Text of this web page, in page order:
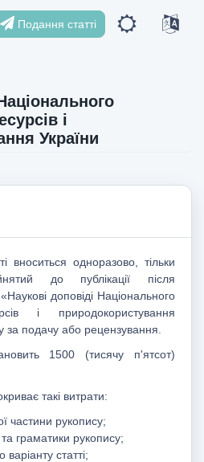
Подання статті
і
України
вноситься одноразово, тільки
до публікації після
доповіді Національного
і природокористування
за подачу або рецензування.
1500 (тисячу п'ятсот)
такі витрати:
частини рукопису;
та граматики рукопису;
статті;